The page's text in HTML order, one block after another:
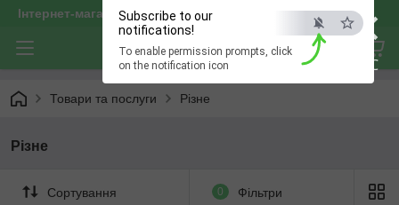
×
ESC
Subscribe to our
notifications!
To enable permission prompts, click
on the notification icon
Інтернет-магазин "optservis"
Товари та послуги Різне
Різне
Сортування 0 Фільтри